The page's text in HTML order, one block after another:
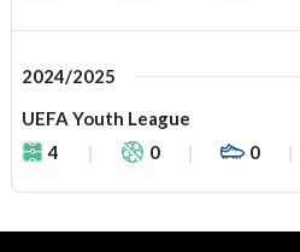
2024/2025
UEFA Youth League
4
0 0